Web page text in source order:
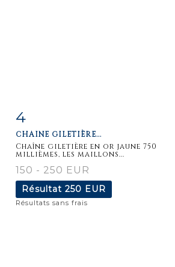
détaillée
4
CHAÎNE GILETIÈRE...
Chaîne giletière en or jaune 750
millièmes, les maillons...
150 - 250 EUR
Résultat 250 EUR
Résultats sans frais